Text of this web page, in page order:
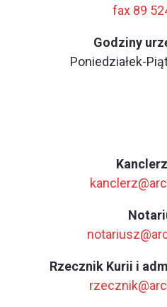
fax 89
Godziny
Poniedziałek-
Rzecznik Kurii i